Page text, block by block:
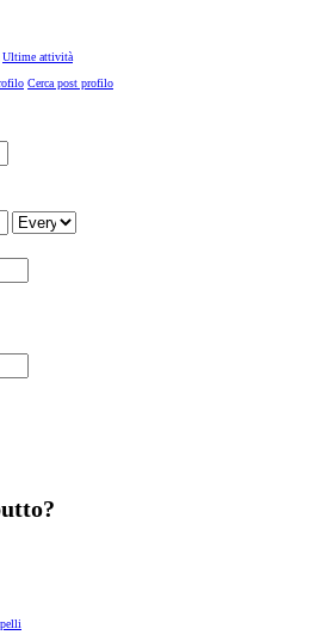
Ultime attività
Cerca post profilo